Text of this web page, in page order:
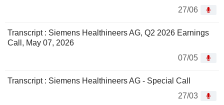
27/06
Transcript : Siemens Healthineers AG, Q2 2026 Earnings
Call, May 07, 2026
07/05
Transcript : Siemens Healthineers AG - Special Call
27/03